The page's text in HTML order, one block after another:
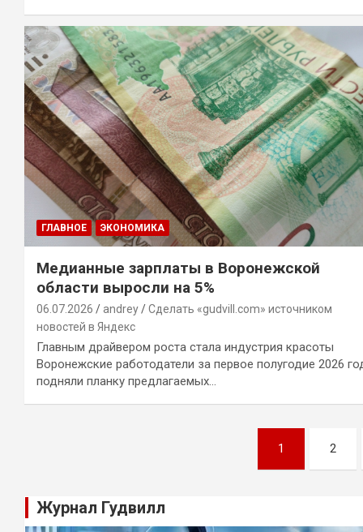
ГЛАВНОЕ ЭКОНОМИКА
Медианные зарплаты в Воронежской
области выросли на 5%
06.07.2026 andrey
Сделать «gudvill.com» источником
новостей в Яндекс
Главным драйвером роста стала индустрия красоты
Воронежские работодатели за первое полугодие 2026
подняли планку предлагаемых…
записям
1 2
Журнал Гудвилл